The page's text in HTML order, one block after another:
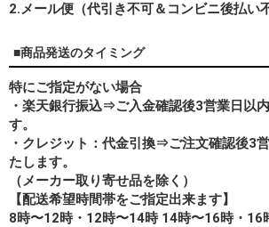
2.メール便（代引き不可＆コンビニ後払い
■商品発送のタイミング
特にご指定がない場合
・楽天銀行振込⇒ご入金確認後3営業日以
す。
・クレジット：代金引換⇒ご注文確認後3
たします。
（メーカー取り寄せ品を除く）
【配送希望時間帯をご指定出来ます】
8時〜12時・12時〜14時 14時〜16時・16